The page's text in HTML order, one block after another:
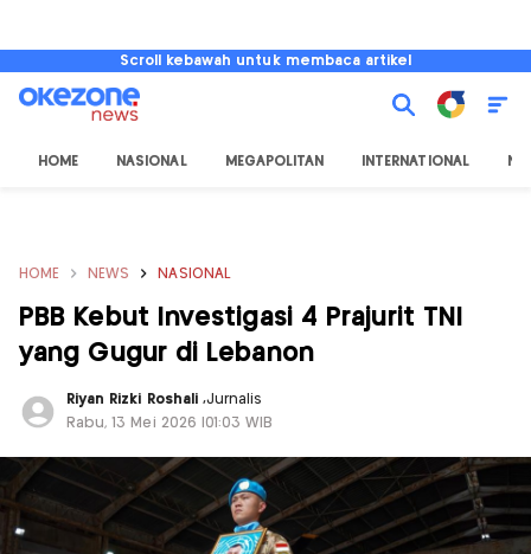
Scroll kebawah untuk membaca artikel
HOME NASIONAL MEGAPOLITAN INTERNATIONAL
HOME NEWS NASIONAL
PBB Kebut Investigasi 4 Prajurit TNI
yang Gugur di Lebanon
Riyan Rizki Roshali ,Jurnalis
Rabu, 13 Mei 2026 |01:03 WIB